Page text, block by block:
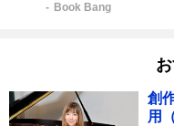
Book Bang
創
用